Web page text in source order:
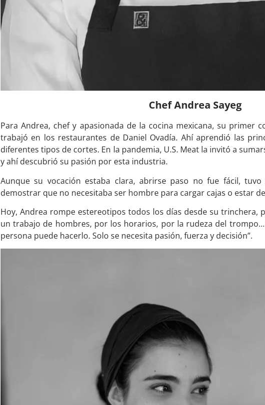
Chef Andrea Sayeg
Para Andrea, chef y apasionada de la cocina mexicana, su primer
trabajó en los restaurantes de Daniel Ovadía. Ahí aprendió las
diferentes tipos de cortes. En la pandemia, U.S. Meat la invitó a
y ahí descubrió su pasión por esta industria.
Aunque su vocación estaba clara, abrirse paso no fue fácil,
demostrar que no necesitaba ser hombre para cargar cajas o estar
Hoy, Andrea rompe estereotipos todos los días desde su trinchera,
un trabajo de hombres, por los horarios, por la rudeza del
persona puede hacerlo. Solo se necesita pasión, fuerza y decisión”.